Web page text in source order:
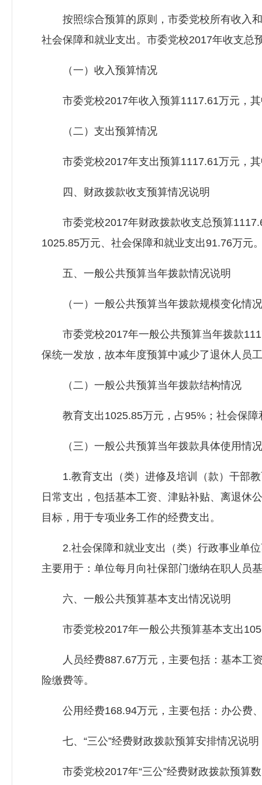
按照综合预算的原则，市委党校所有收入和
社会保障和就业支出。市委党校2017年收支总
（一）收入预算情况
市委党校2017年收入预算1117.61万元，其
（二）支出预算情况
市委党校2017年支出预算1117.61万元，其
四、财政拨款收支预算情况说明
市委党校2017年财政拨款收支总预算
1025.85万元、社会保障和就业支出91.76万元
五、一般公共预算当年拨款情况说明
（一）一般公共预算当年拨款规模变化情况
市委党校2017年一般公共预算当年拨款
保统一发放，故本年度预算中减少了退休人员
（二）一般公共预算当年拨款结构情况
教育支出1025.85万元，占95%；社会保障
（三）一般公共预算当年拨款具体使用情况
1.教育支出（类）进修及培训（款）干部教
日常支出，包括基本工资、津贴补贴、离退休
目标，用于专项业务工作的经费支出。
2.社会保障和就业支出（类）行政事业单位
主要用于：单位每月向社保部门缴纳在职人员
六、一般公共预算基本支出情况说明
市委党校2017年一般公共预算基本支出
人员经费887.67万元，主要包括：基本工资
险缴费等。
公用经费168.94万元，主要包括：办公费、
七、“三公”经费财政拨款预算安排情况说明
市委党校2017年“三公”经费财政拨款预算数